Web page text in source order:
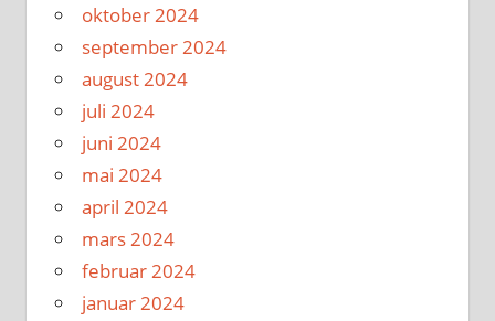
oktober 2024
september 2024
august 2024
juli 2024
juni 2024
mai 2024
april 2024
mars 2024
februar 2024
januar 2024